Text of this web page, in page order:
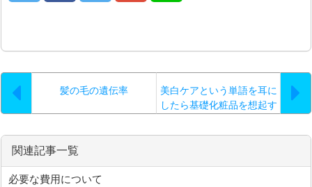
髪の毛の遺伝率
美白ケアという単語を耳に
したら基礎化粧品を想起す
関連記事一覧
必要な費用について